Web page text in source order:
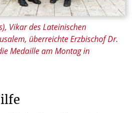
© Andrea Krogmann / KNA
Vikar des Lateinischen
überreichte Erzbischof Dr.
Medaille am Montag in